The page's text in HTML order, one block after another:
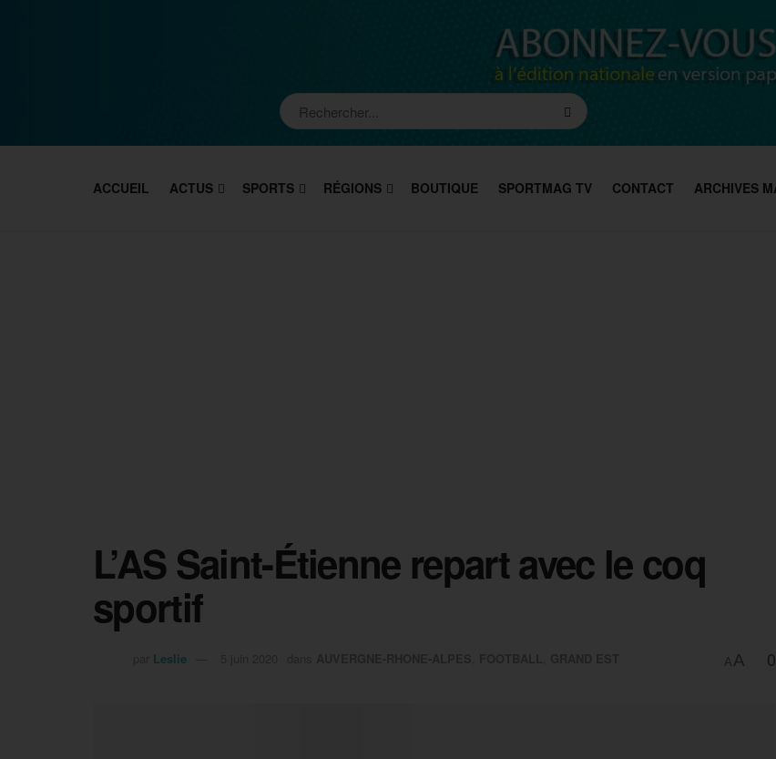
ACCUEIL ACTUS SPORTS RÉGIONS BOUTIQUE SPORTMAG TV CONTACT ARCHIVES
L’AS Saint-Étienne repart avec le coq
sportif
Leslie A A 0